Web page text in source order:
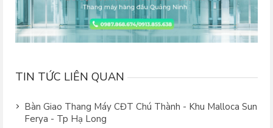
TIN TỨC LIÊN QUAN
Bàn Giao Thang Máy CĐT Chú Thành - Khu Malloca Sun
Ferya - Tp Hạ Long